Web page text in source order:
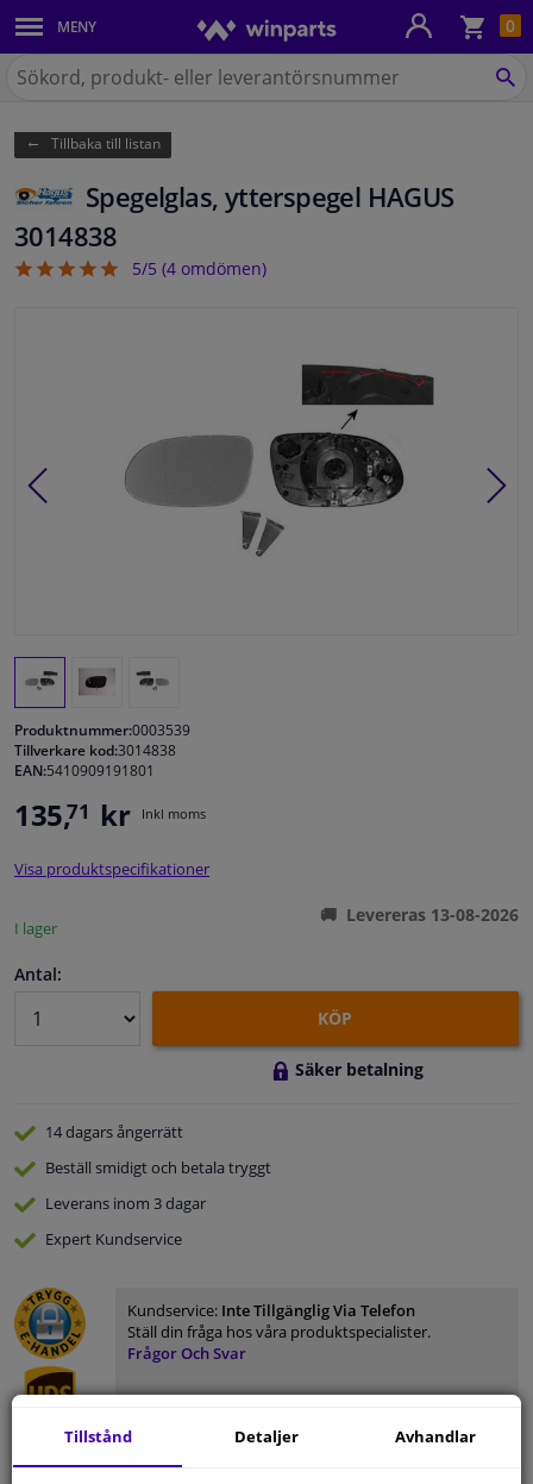
0
MENY
Karosseri
Belysning
Bromssystem
Avgassystem
Chassidelar
Filter & Vätskor
Bilvård & Tillbehör
Verkstad & Verktyg
Husbil, motorcykel, cykel & båt
på
Tillbaka till listan
Spegelglas, ytterspegel HAGUS
3014838
5/5 (4 omdömen)
Produktnummer:0003539
Tillverkare kod:3014838
EAN:5410909191801
135,71 kr Inkl moms
Visa produktspecifikationer
I lager
Levereras 13-08-2026
Antal:
KÖP
Säker betalning
14 dagarsångerrätt
Beställ smidigt och betala tryggt
Leverans inom 3 dagar
Expert Kundservice
Kundservice: Inte Tillgänglig Via Telefon
Ställ din fråga hos våra produktspecialister.
Frågor Och Svar
Tillstånd Detaljer Avhandlar